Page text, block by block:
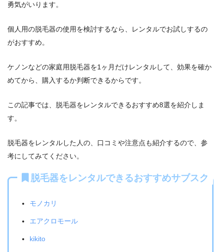
勇気がいります。
個人用の脱毛器の使用を検討するなら、レンタルでお試しするの
がおすすめ。
ケノンなどの家庭用脱毛器を1ヶ月だけレンタルして、効果を確か
めてから、購入するか判断できるからです。
この記事では、脱毛器をレンタルできるおすすめ8選を紹介しま
す。
脱毛器をレンタルした人の、口コミや注意点も紹介するので、参
考にしてみてください。
脱毛器をレンタルできるおすすめサブスク
モノカリ
エアクロモール
kikito